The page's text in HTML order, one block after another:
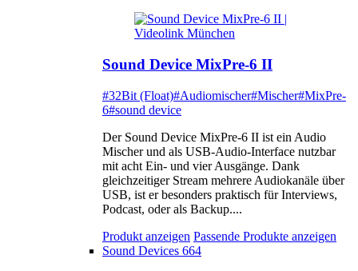
Sound Device MixPre-6 II
#32Bit (Float)#Audiomischer#Mischer#MixPre-
6#sound device
Der Sound Device MixPre-6 II ist ein Audio
Mischer und als USB-Audio-Interface nutzbar
mit acht Ein- und vier Ausgänge. Dank
gleichzeitiger Stream mehrere Audiokanäle über
USB, ist er besonders praktisch für Interviews,
Podcast, oder als Backup....
Produkt anzeigen Passende Produkte anzeigen
Sound Devices 664